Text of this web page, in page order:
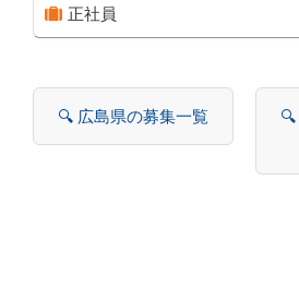
正社員
🔍 広島県の募集一覧